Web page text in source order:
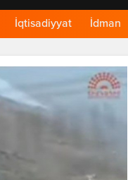
İqtisadiyyat İdman